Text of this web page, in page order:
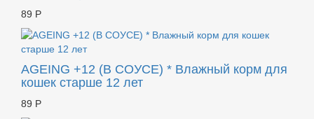
89 Р
AGEING +12 (В СОУСЕ) * Влажный корм для
кошек старше 12 лет
89 Р